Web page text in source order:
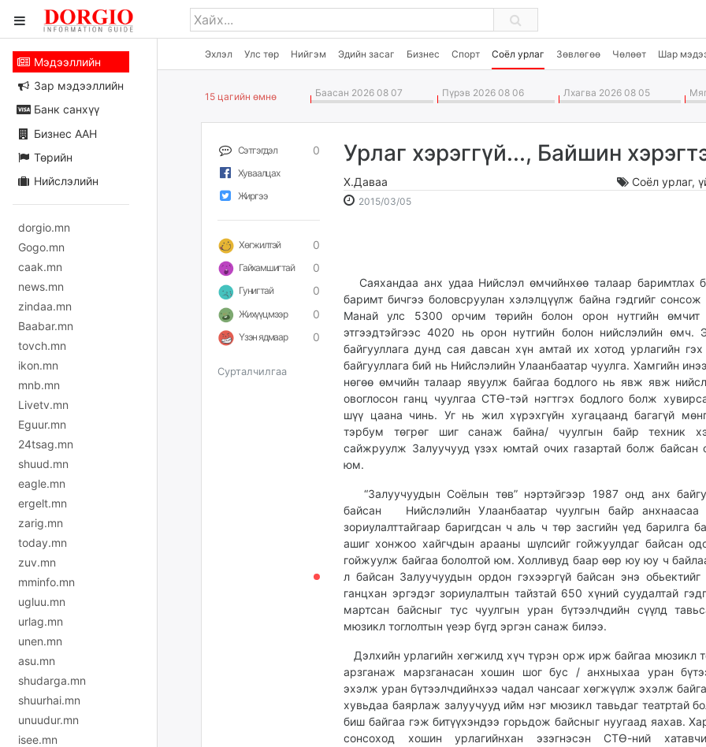
Эхлэл Улс төр Нийгэм Эдийн засаг Бизнес Спорт Соёл урлаг Зөвлөгөө Чөлөөт Шар
Мэдээллийн
Зар мэдээллийн
Банк санхүү
Бизнес ААН
Төрийн
Нийслэлийн
dorgio.mn
Gogo.mn
caak.mn
news.mn
zindaa.mn
Baabar.mn
tovch.mn
ikon.mn
mnb.mn
Livetv.mn
Eguur.mn
24tsag.mn
shuud.mn
eagle.mn
ergelt.mn
zarig.mn
today.mn
zuv.mn
mminfo.mn
ugluu.mn
urlag.mn
unen.mn
asu.mn
shudarga.mn
shuurhai.mn
unuudur.mn
isee.mn
15 цагийн өмнө Баасан 2026 08 07 Пүрэв 2026 08 06 Лхагва 2026 08 05
Сэтгэгдэл 0
Хуваалцах
Жиргээ
Хөгжилтэй 0
Гайхамшигтай 0
Гунигтай 0
Жихүүцмээр 0
Үзэн ядмаар 0
Сурталчилгаа
Урлаг хэрэггүй..., Байшин
Х.Даваа Соёл урлаг,
2015/03/052015-
2026-
Саяхандаа анх удаа Нийслэл өмчийнхөө талаар баримтлах
баримт бичгээ боловсруулан хэлэлцүүлж байна гэдгийг
Манай улс 5300 орчим төрийн болон орон нутгийн өмчит
этгээдтэйгээс 4020 нь орон нутгийн болон нийслэлийн өмч.
байгууллага дунд сая давсан хүн амтай их хотод урлагийн гэх
байгууллага бий нь Нийслэлийн Улаанбаатар чуулга. Хамгийн
нөгөө өмчийн талаар явуулж байгаа бодлого нь явж явж
овоглосон ганц чуулгаа СТӨ-тэй нэгтгэх бодлого болж
шүү цаана чинь. Уг нь жил хүрэхгүйн хугацаанд багагүй
тэрбум төгрөг шиг санаж байна/ чуулгын байр техник
сайжруулж Залуучууд үзэх юмтай очих газартай болж байсан
юм.
“Залуучуудын Соёлын төв” нэртэйгээр 1987 онд анх
байсан Нийслэлийн Улаанбаатар чуулгын байр анхнаасаа
зориулалттайгаар баригдсан ч аль ч төр засгийн үед барилга
ашиг хонжоо хайгчдын арааны шүлсийг гойжуулдаг байсан
гойжуулж байгаа бололтой юм. Холливуд баар өөр юу юу ч
л байсан Залуучуудын ордон гэхээргүй байсан энэ обьектийг
ганцхан эргэдэг зориулалтын тайзтай 650 хүний суудалтай
мартсан байсныг тус чуулгын уран бүтээлчдийн сүүлд
мюзикл тоглолтын үеэр бүгд эргэн санаж билээ.
Дэлхийн урлагийн хөгжилд хүч түрэн орж ирж байгаа мюзикл
арзганаж марзганасан хошин шог бус / анхныхаа уран
эхэлж уран бүтээлчдийнхээ чадал чансааг хөгжүүлж эхэлж
хувьдаа баярлаж залуучууд ийм нэг мюзикл тавьдаг театртай
биш байгаа гэж битүүхэндээ горьдож байсныг нуугаад яахав.
сонсоход хошин урлагийнхан эзэгнэсэн СТӨ-ний